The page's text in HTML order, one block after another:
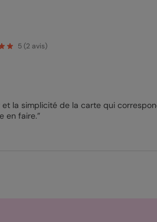
5(2 avis)
la simplicité de la carte qui
en faire.”